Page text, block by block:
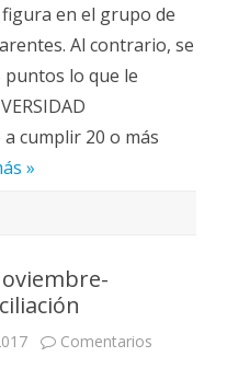
en el grupo de
Al contrario, se
puntos lo que le
cumplir 20 o más
»
Comentarios